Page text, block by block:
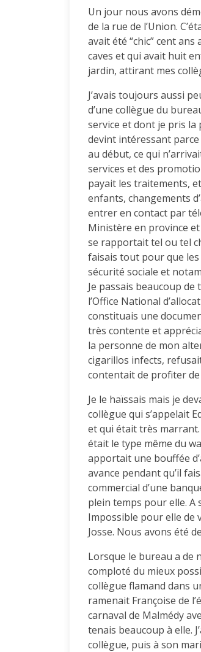
Un jour nous avons
de la rue de l’Union.
avait été “chic” cent
caves et qui avait huit
jardin, attirant mes
J’avais toujours aussi
d’une collègue du
service et dont je pris la
devint intéressant parce
au début, ce qui
services et des
payait les traitements,
enfants, changements
entrer en contact par
Ministère en province
se rapportait tel ou tel
faisais tout pour que
sécurité sociale et
Je passais beaucoup
l’Office National
constituais une
très contente et
la personne de mon
cigarillos infects,
contentait de profiter
Je le haïssais mais je
collègue qui s’appelait
et qui était très
était le type même du
apportait une bouffée
avance pendant qu’il
commercial d’une
plein temps pour elle. A
Impossible pour elle de
Josse. Nous avons été
Lorsque le bureau a de
comploté du mieux
collègue flamand dans
ramenait Françoise de
carnaval de Malmédy
tenais beaucoup à elle.
collègue, puis à son